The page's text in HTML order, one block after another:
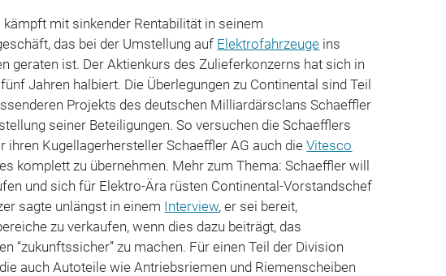
kämpft mit sinkender Rentabilität in seinem
das bei der Umstellung auf Elektrofahrzeuge ins
geraten ist. Der Aktienkurs des Zulieferkonzerns hat sich in
Jahren halbiert. Die Überlegungen zu Continental sind Teil
Projekts des deutschen Milliardärsclans Schaeffler
seiner Beteiligungen. So versuchen die Schaefflers
ihren Kugellagerhersteller Schaeffler AG auch dieVitesco
komplett zu übernehmen. Mehr zum Thema: Schaeffler will
und sich für Elektro-Ära rüsten Continental-Vorstandschef
sagte unlängst in einem Interview, er sei bereit,
zu verkaufen, wenn dies dazu beiträgt, das
“zukunftssicher” zu machen. Für einen Teil der Division
auch Autoteile wie Antriebsriemen und Riemenscheiben